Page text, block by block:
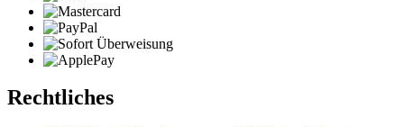
Rechtliches